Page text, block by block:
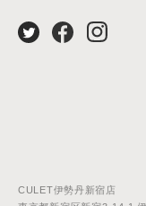
CULET伊勢丹新宿店